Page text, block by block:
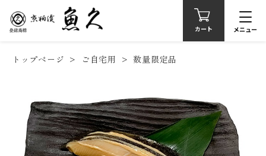
カート メニュー
トップページ ご自宅用 数量限定品